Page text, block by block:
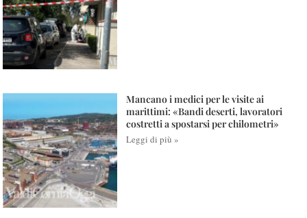
Mancano i medici per le visite ai
marittimi: «Bandi deserti, lavoratori
costretti a spostarsi per chilometri»
Leggi di più »